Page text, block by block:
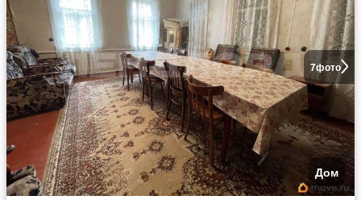
7фото
Дом